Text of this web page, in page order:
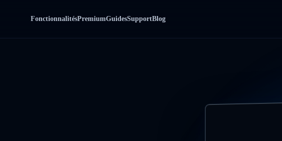
FonctionnalitésPremiumGuidesSupportBlog